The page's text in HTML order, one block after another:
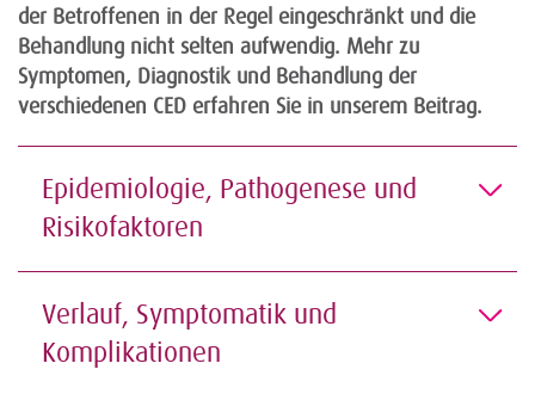
der Betroffenen in der Regel eingeschränkt und die
Behandlung nicht selten aufwendig. Mehr zu
Symptomen, Diagnostik und Behandlung der
verschiedenen CED erfahren Sie in unserem Beitrag.
Epidemiologie, Pathogenese und
Risikofaktoren
Verlauf, Symptomatik und
Komplikationen